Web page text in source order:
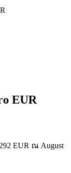
EUR
EUR ณ August